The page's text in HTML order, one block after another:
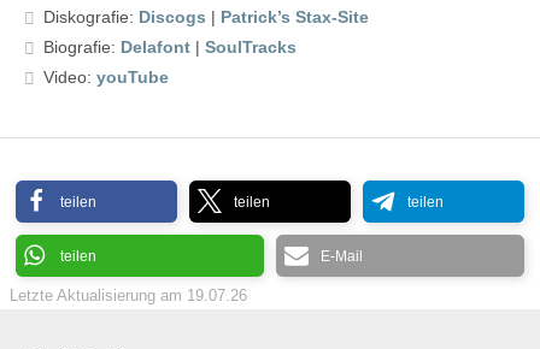
Diskografie: Discogs | Patrick’s Stax-Site
Biografie: Delafont | SoulTracks
Video: youTube
teilen teilen teilen
teilen E-Mail
Letzte Aktualisierung am 19.07.26